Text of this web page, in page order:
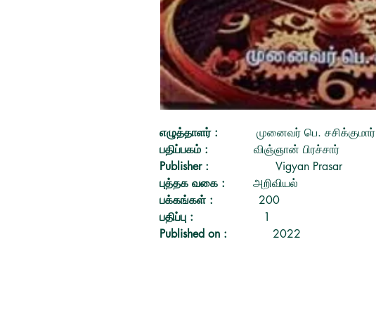
எழுத்தாளர் : முனைவர் பெ. சசிக்குமார்
பதிப்பகம் : விஞ்ஞான் பிரச்சார்
Publisher : Vigyan Prasar
புத்தக வகை : அறிவியல்
பக்கங்கள் : 200
பதிப்பு : 1
Published on : 2022